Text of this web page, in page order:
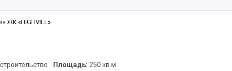
ЖК «HIGHVILL»
Площадь: 250 кв.м.